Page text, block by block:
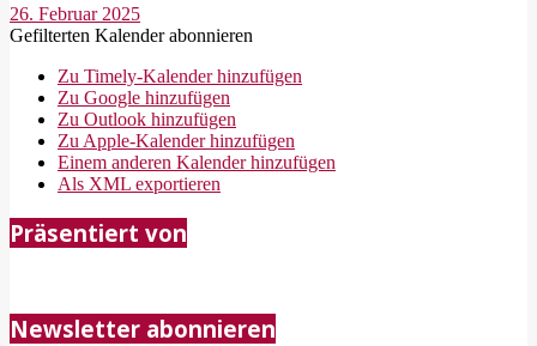
26. Februar 2025
Gefilterten Kalender abonnieren
Zu Timely-Kalender hinzufügen
Zu Google hinzufügen
Zu Outlook hinzufügen
Zu Apple-Kalender hinzufügen
Einem anderen Kalender hinzufügen
Als XML exportieren
2018-
05-
Präsentiert von
Newsletter abonnieren